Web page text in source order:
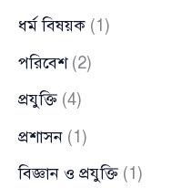
ধর্ম বিষয়ক (1)
পরিবেশ(2)
প্রযুক্তি (4)
প্রশাসন (1)
বিজ্ঞান ও প্রযুক্তি (1)